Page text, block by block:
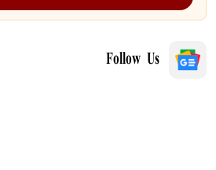
Follow Us